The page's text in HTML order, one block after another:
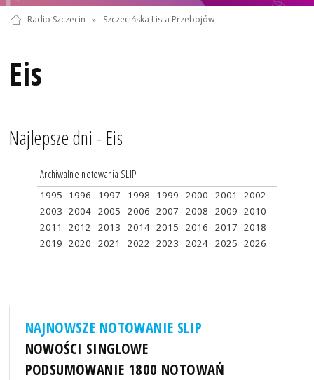
Radio Szczecin » Szczecińska Lista Przebojów
Eis
Najlepsze dni - Eis
Archiwalne notowania SLIP
1995 1996 1997 1998 1999 2000 2001
2002
2003 2004 2005 2006 2007 2008 2009 2010
2011
2012 2013 2014 2015 2016 2017 2018
2019 2020 2021 2022 2023 2024 2025 2026
NAJNOWSZE NOTOWANIE SLIP
NOWOŚCI SINGLOWE
PODSUMOWANIE 1800 NOTOWAŃ